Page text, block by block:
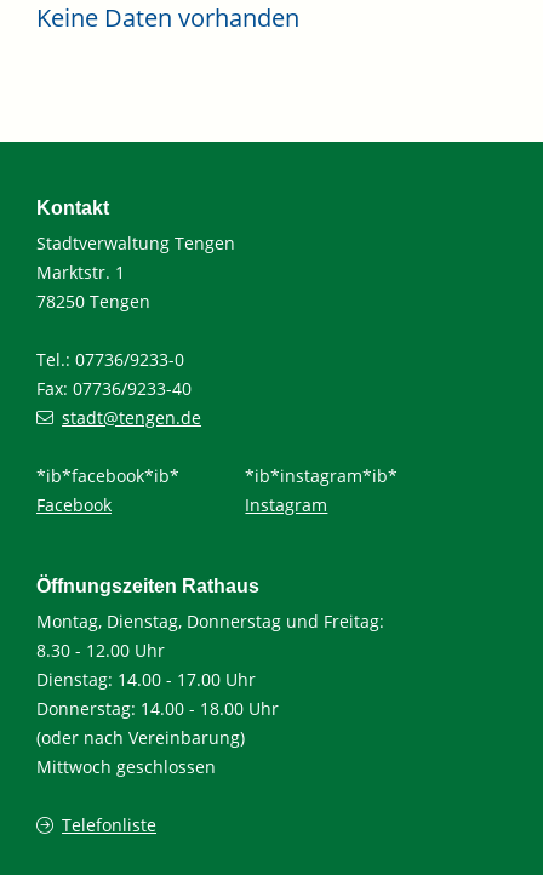
Keine Daten vorhanden
Kontakt
Stadtverwaltung Tengen
Marktstr. 1
78250 Tengen
Tel.: 07736/9233-0
Fax: 07736/9233-40
stadt@tengen.de
*ib*facebook*ib*
Facebook
*ib*instagram*ib*
Instagram
Öffnungszeiten Rathaus
Montag, Dienstag, Donnerstag und Freitag:
8.30 - 12.00 Uhr
Dienstag: 14.00 - 17.00 Uhr
Donnerstag: 14.00 - 18.00 Uhr
(oder nach Vereinbarung)
Mittwoch geschlossen
Telefonliste